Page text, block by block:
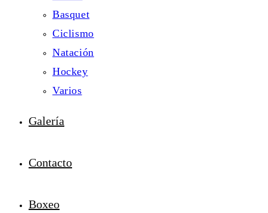
Basquet
Ciclismo
Natación
Hockey
Varios
Galería
Contacto
Boxeo